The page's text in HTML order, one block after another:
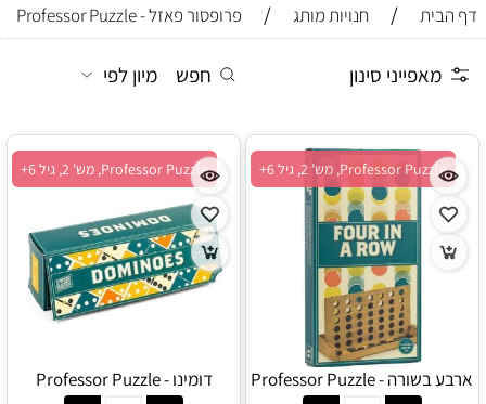
דף הבית / חנויות מותג / פרופסור פאזל - Professor Puzzle
מאפייני סינון חפש מיון לפי
Professor Puzzle, מש' 2, גיל 6+
ארבע בשורה - Professor Puzzle
Professor Puzzle, מש' 2, גיל 6+
דומינו - Professor Puzzle